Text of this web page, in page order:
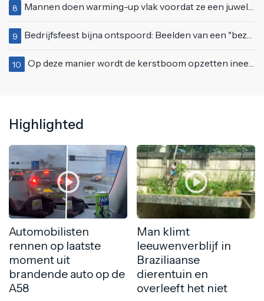
8 Mannen doen warming-up vlak voordat ze een juwelierszaak in Rhenen overvallen
9 Bedrijfsfeest bijna ontspoord: Beelden van een "bezopen Tino Martin" gaan viraal
10 Op deze manier wordt de kerstboom opzetten ineens een stuk leuker
Highlighted
Automobilisten
rennen op laatste
moment uit
brandende auto op de
A58
Man klimt
leeuwenverblijf in
Braziliaanse
dierentuin en
overleeft het niet